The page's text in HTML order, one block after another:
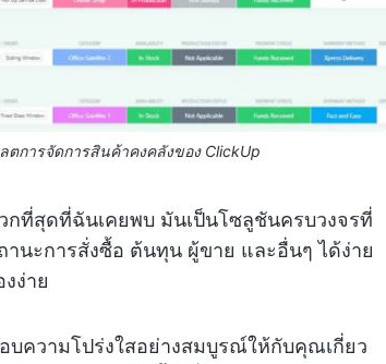
การจัดการสินค้าคงคลังของ ClickUp
กที่สุดที่ฉันเคยพบ มันเป็นโซลูชันครบวงจรที่
นะการสั่งซื้อ ต้นทุน ผู้ขาย และอื่นๆ ได้ง่าย
ง่าย
บความโปร่งใสอย่างสมบูรณ์ให้กับคุณเกี่ยว